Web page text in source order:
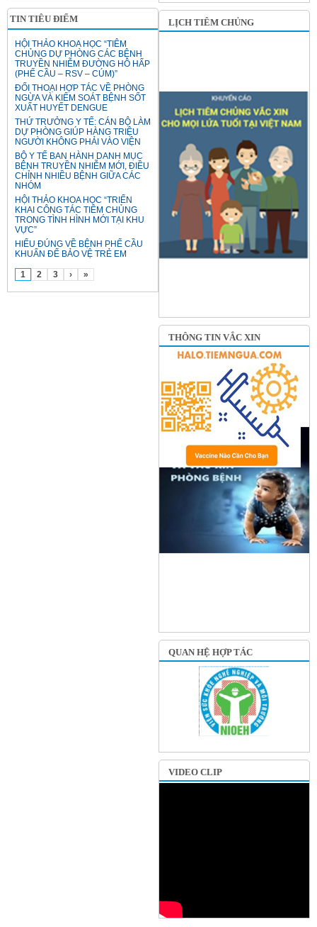
TIN TIÊU ĐIỂM
HỘI THẢO KHOA HỌC “TIÊM
CHỦNG DỰ PHÒNG CÁC BỆNH
TRUYỀN NHIỄM ĐƯỜNG HÔ HẤP
(PHẾ CẦU – RSV – CÚM)”
ĐỐI THOẠI HỢP TÁC VỀ PHÒNG
NGỪA VÀ KIỂM SOÁT BỆNH SỐT
XUẤT HUYẾT DENGUE
THỨ TRƯỞNG Y TẾ: CÁN BỘ LÀM
DỰ PHÒNG GIÚP HÀNG TRIỆU
NGƯỜI KHÔNG PHẢI VÀO VIỆN
BỘ Y TẾ BAN HÀNH DANH MỤC
BỆNH TRUYỀN NHIỄM MỚI, ĐIỀU
CHỈNH NHIỀU BỆNH GIỮA CÁC
NHÓM
HỘI THẢO KHOA HỌC “TRIỂN
KHAI CÔNG TÁC TIÊM CHỦNG
TRONG TÌNH HÌNH MỚI TẠI KHU
VỰC”
HIỂU ĐÚNG VỀ BỆNH PHẾ CẦU
KHUẨN ĐỂ BẢO VỆ TRẺ EM
1 2 3 › »
LỊCH TIÊM CHỦNG
THÔNG TIN VẮC XIN
QUAN HỆ HỢP TÁC
VIDEO CLIP